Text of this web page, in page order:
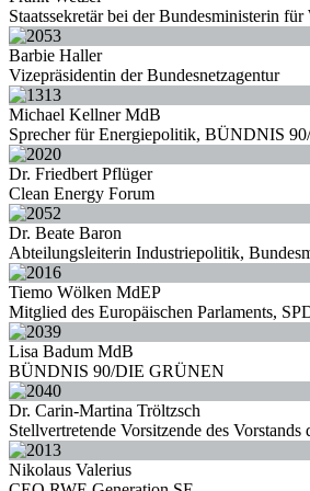
Staatssekretär bei der Bundesministerin
Barbie Haller
Vizepräsidentin der Bundesnetzagentur
Michael Kellner MdB
Sprecher für Energiepolitik, BÜNDNIS
Dr. Friedbert Pflüger
Clean Energy Forum
Dr. Beate Baron
Abteilungsleiterin Industriepolitik,
Tiemo Wölken MdEP
Mitglied des Europäischen Parlaments,
Lisa Badum MdB
BÜNDNIS 90/DIE GRÜNEN
Dr. Carin-Martina Tröltzsch
Stellvertretende Vorsitzende des
Nikolaus Valerius